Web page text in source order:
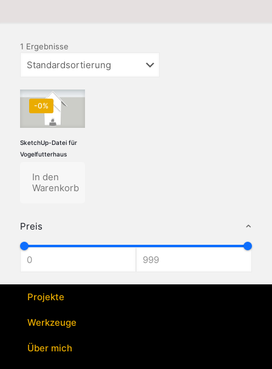
Preis
1 Ergebnisse
-0%
SketchUp-Datei für
Vogelfutterhaus
In den
Warenkorb
Projekte
Werkzeuge
Über mich